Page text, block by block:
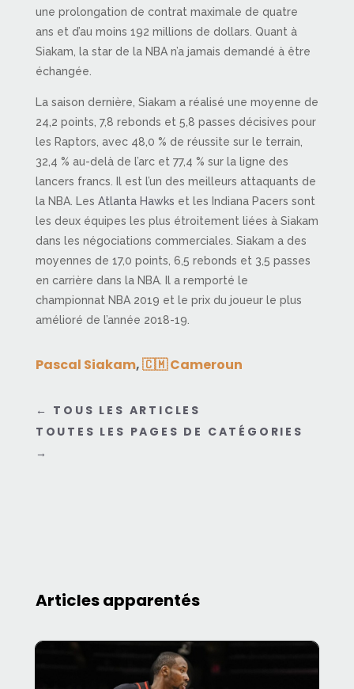
une prolongation de contrat maximale de quatre
ans et d’au moins 192 millions de dollars. Quant à
Siakam, la star de la NBA n’a jamais demandé à être
échangée.
La saison dernière, Siakam a réalisé une moyenne de
24,2 points, 7,8 rebonds et 5,8 passes décisives pour
les Raptors, avec 48,0 % de réussite sur le terrain,
32,4 % au-delà de l’arc et 77,4 % sur la ligne des
lancers francs. Il est l’un des meilleurs attaquants de
la NBA. Les Atlanta Hawks et les Indiana Pacers sont
les deux équipes les plus étroitement liées à Siakam
dans les négociations commerciales. Siakam a des
moyennes de 17,0 points, 6,5 rebonds et 3,5 passes
en carrière dans la NBA. Il a remporté le
championnat NBA 2019 et le prix du joueur le plus
amélioré de l’année 2018-19.
Pascal Siakam,🇨🇲 Cameroun
← TOUS LES ARTICLES
TOUTES LES PAGES DE CATÉGORIES
→
Articles apparentés